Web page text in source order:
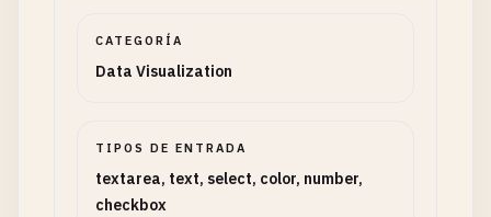
CATEGORÍA
Data Visualization
TIPOS DE ENTRADA
textarea, text, select, color, number,
checkbox